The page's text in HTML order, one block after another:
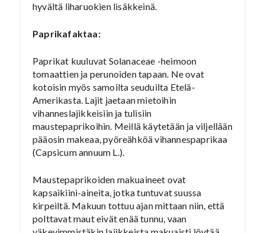
hyvältä liharuokien lisäkkeinä.
Paprikafaktaa:
Paprikat kuuluvat Solanaceae -heimoon
tomaattien ja perunoiden tapaan. Ne ovat
kotoisin myös samoilta seuduilta Etelä-
Amerikasta. Lajit jaetaan mietoihin
vihanneslajikkeisiin ja tulisiin
maustepaprikoihin. Meillä käytetään ja viljellään
pääosin makeaa, pyöreähköä vihannespaprikaa
(Capsicum annuum L.).
Maustepaprikoiden makuaineet ovat
kapsaikiini-aineita, jotka tuntuvat suussa
kirpeiltä. Makuun tottuu ajan mittaan niin, että
polttavat maut eivät enää tunnu, vaan